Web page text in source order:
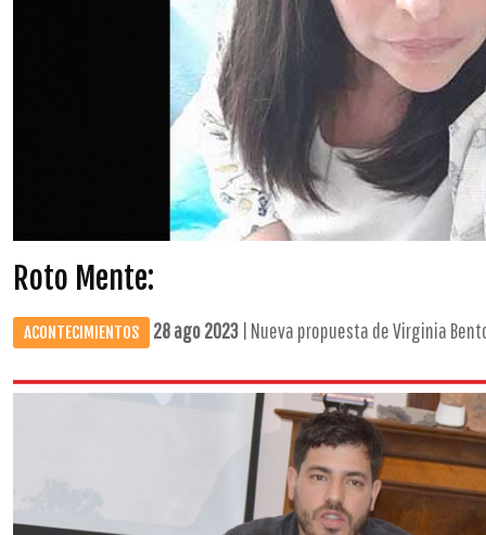
Roto Mente:
ACONTECIMIENTOS 28 ago 2023 | Nueva propuesta de Virginia